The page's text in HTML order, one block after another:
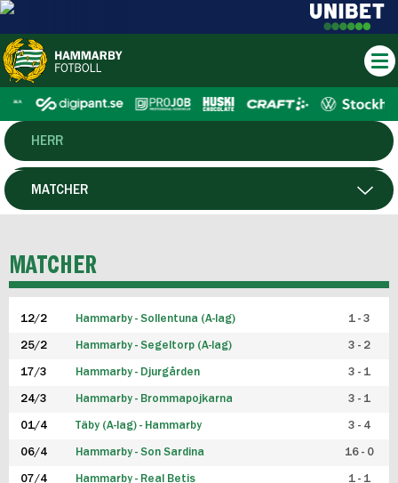
HERR
DAM
P19
F19
FUTSAL HERR
FUTSAL DAM
MATCHER
MATCHER
12/2 Hammarby - Sollentuna (A-lag) 1 - 3
25/2 Hammarby - Segeltorp (A-lag) 3 - 2
17/3 Hammarby - Djurgården 3 - 1
24/3 Hammarby - Brommapojkarna 3 - 1
01/4 Täby (A-lag) - Hammarby 3 - 4
06/4 Hammarby - Son Sardina 16 - 0
07/4 Hammarby - Real Betis 1 - 1